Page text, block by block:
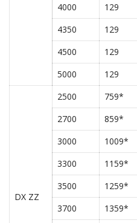
4000
129
4350
129
4500
129
5000
129
DX ZZ
2500 759*
2700
859*
3000
1009*
3300
1159*
3500
1259*
3700
1359*